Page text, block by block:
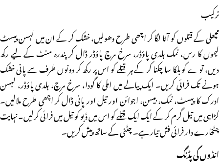
ترکیب
مچھلی کے قتلوں کو آٹا لگا کر اچھی طرح دھولیں، خشک کر کے ان میں لہسن پیسٹ
لیموں کا رس، نمک ہلدی پاؤڈر، سرخ مرچ پاؤڈر ڈال کر پندرہ منٹ کے لیے رکھ
دیں، توے کو ہلکا سا چکنا کر کے ہر قتلے کو اس پر رکھ کر دونوں طرف سے پانی خشک
ہونے تک فرائی کریں۔ ایک پیالے میں املی کا گودا، سرخ مرچ، ہلدی پاؤڈر، لہسن
ادرک کا پیسٹ، نمک، بیسن، اجوائن اور تیل اور پانی ڈال کر اچھی طرح ملالیں۔
کڑاہی میں تیل گرم کر کے ایک ایک قتلے کو اس میں ڈبو کو تیل میں فرائی کرلیں۔ نہایت
چٹخارے دار فرائی فش تیار ہے۔ چٹنی کے ساتھ پیش کریں۔
انڈوں کی پڈنگ